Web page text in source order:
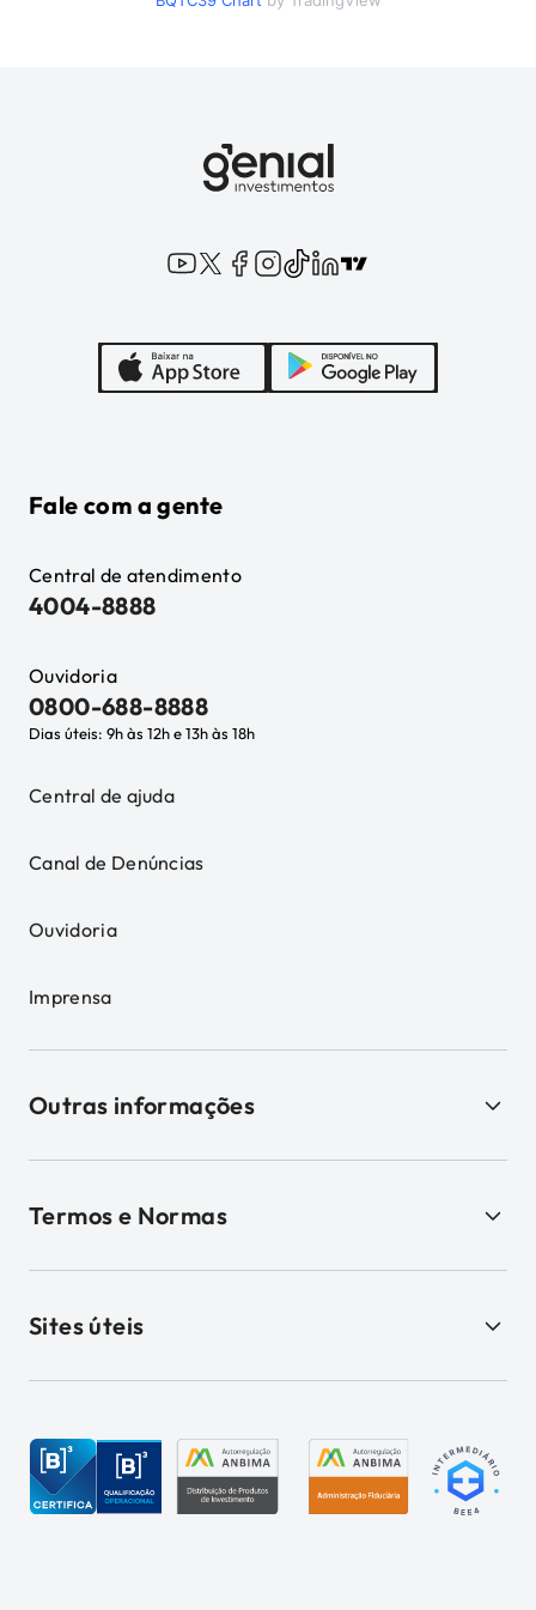
Fale com a gente
Central de atendimento
4004-8888
Ouvidoria
0800-688-8888
Dias úteis: 9h às 12h e 13h às 18h
Central de ajuda
Canal de Denúncias
Ouvidoria
Imprensa
Outras informações
Termos e Normas
Sites úteis